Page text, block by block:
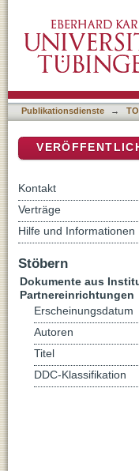
Oster- ,
Publikationsdienste →
Kontakt
Verträge
Hilfe und Informationen
Stöbern
Dokumente aus
Partnereinrichtungen
Erscheinungsdatum
Autoren
Titel
DDC-Klassifikation